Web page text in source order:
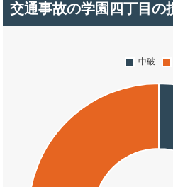
交通事故の学園四丁目の